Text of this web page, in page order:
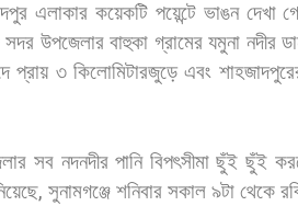
এলাকার কয়েকটি পয়েন্টে ভাঙন দেখা
সদর উপজেলার বাহুকা গ্রামের যমুনা নদীর
প্রায় ৩ কিলোমিটারজুড়ে এবং
সব নদনদীর পানি বিপৎসীমা ছুঁই ছুঁই
, সুনামগঞ্জে শনিবার সকাল ৯টা থেকে